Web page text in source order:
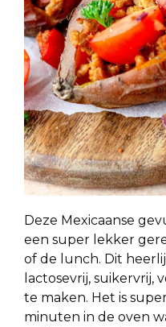
Deze Mexicaanse
een super lekker
of de lunch. Dit
lactosevrij, suikervrij,
te maken. Het is
minuten in de oven